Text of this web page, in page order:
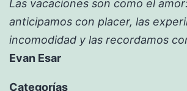
Las vacaciones son como el
anticipamos con placer, las
incomodidad y las recordamos
Evan Esar
Categorías